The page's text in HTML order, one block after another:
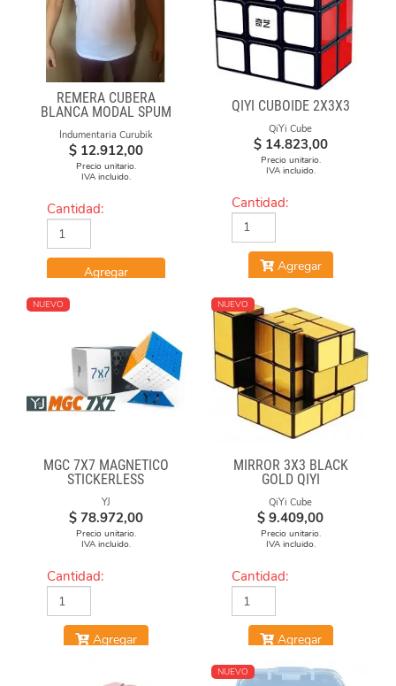
REMERA CUBERA
BLANCA MODAL SPUM
CUBO FUEGO
Indumentaria Curubik
$ 12.912,00
Precio unitario.
IVA incluido.
Cantidad:
Agregar
QIYI CUBOIDE 2X3X3
QiYi Cube
$ 14.823,00
Precio unitario.
IVA incluido.
Cantidad:
Agregar
NUEVO
MGC 7X7 MAGNÉTICO
STICKERLESS
YJ
$ 78.972,00
Precio unitario.
IVA incluido.
Cantidad:
Agregar
NUEVO
MIRROR 3X3 BLACK
GOLD QIYI
QiYi Cube
$ 9.409,00
Precio unitario.
IVA incluido.
Cantidad:
Agregar
NUEVO